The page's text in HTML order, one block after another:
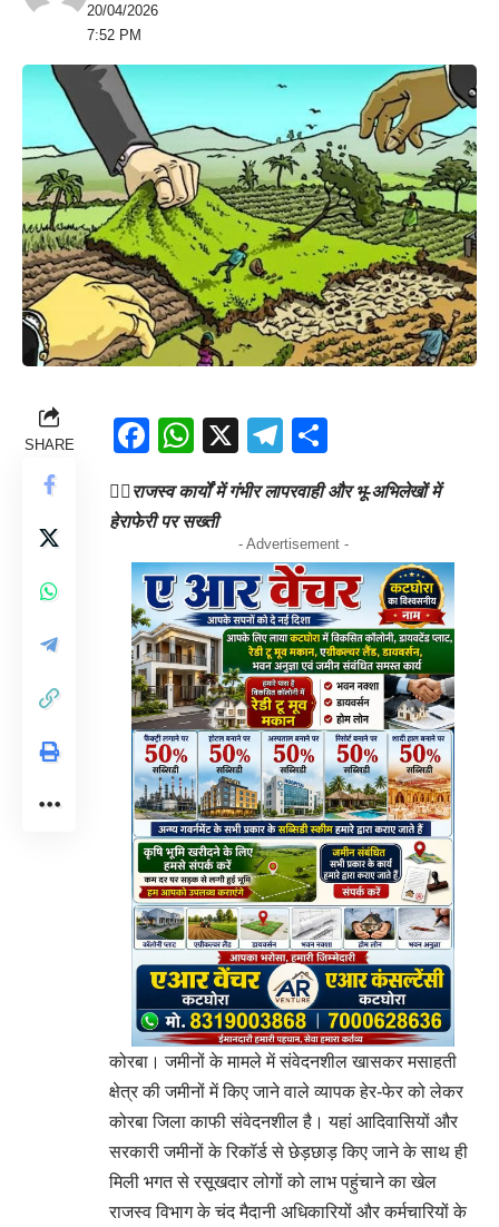
20/04/2026
7:52 PM
SHARE Facebook
WhatsApp
X Telegram
👉🏻 राजस्व कार्यों में गंभीर लापरवाही और भू-अभिलेखों में
हेराफेरी पर सख्ती
- Advertisement -
कोरबा। जमीनों के मामले में संवेदनशील खासकर मसाहती
क्षेत्र की जमीनों में किए जाने वाले व्यापक हेर-फेर को लेकर
कोरबा जिला काफी संवेदनशील है। यहां आदिवासियों और
सरकारी जमीनों के रिकॉर्ड से छेड़छाड़ किए जाने के साथ ही
मिली भगत से रसूखदार लोगों को लाभ पहुंचाने का खेल
राजस्व विभाग के चंद मैदानी अधिकारियों और कर्मचारियों के